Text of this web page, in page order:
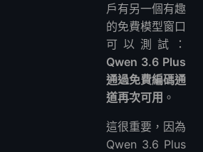
誰應該嘗試這個設置
步驟 1：安裝 OpenCode
戶有另一個有趣
的免費模型窗口
可以測試：
Qwen 3.6 Plus
通過免費編碼通
道再次可用 。
這很重要，因為
Qwen 3.6 Plus